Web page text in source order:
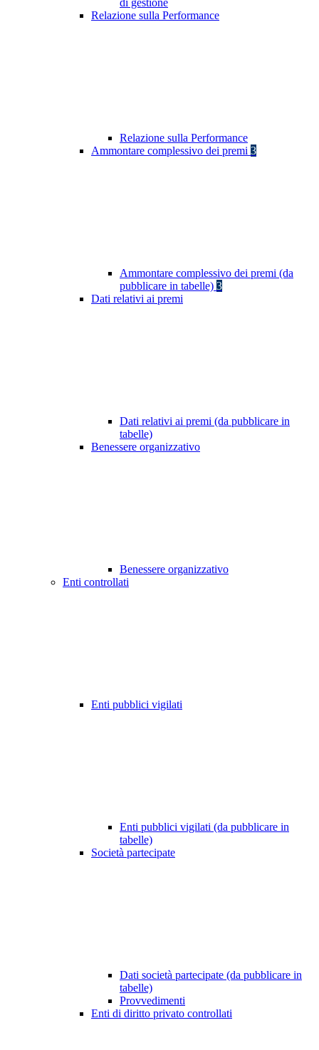
di gestione
Relazione sulla Performance
Relazione sulla Performance
Ammontare complessivo dei premi 3
Ammontare complessivo dei premi (da
pubblicare in tabelle) 3
Dati relativi ai premi
Dati relativi ai premi (da pubblicare in
tabelle)
Benessere organizzativo
Benessere organizzativo
Enti controllati
Enti pubblici vigilati
Enti pubblici vigilati (da pubblicare in
tabelle)
Società partecipate
Dati società partecipate (da pubblicare in
tabelle)
Provvedimenti
Enti di diritto privato controllati